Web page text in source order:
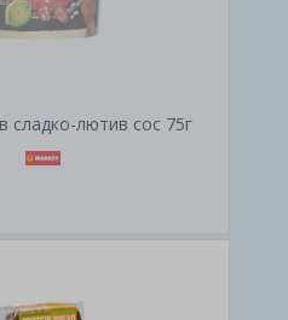
сладко-лютив сос 75г